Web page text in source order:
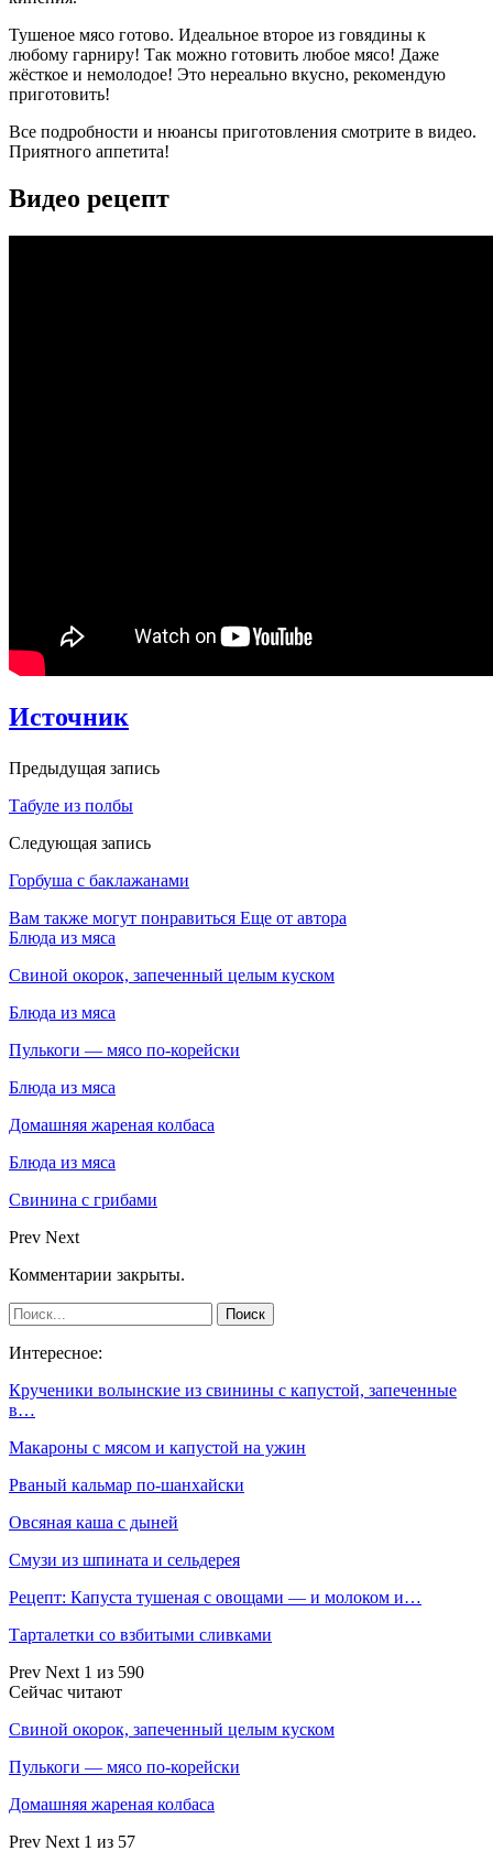
Тушеное мясо готово. Идеальное второе из говядины к
любому гарниру! Так можно готовить любое мясо! Даже
жёсткое и немолодое! Это нереально вкусно, рекомендую
приготовить!
Все подробности и нюансы приготовления смотрите в видео.
Приятного аппетита!
Видео рецепт
Источник
Предыдущая запись
Табуле из полбы
Следующая запись
Горбуша с баклажанами
Вам также могут понравиться Еще от автора
Блюда из мяса
Свиной окорок, запеченный целым куском
Блюда из мяса
Пулькоги — мясо по-корейски
Блюда из мяса
Домашняя жареная колбаса
Блюда из мяса
Свинина с грибами
Prev Next
Комментарии закрыты.
Интересное:
Крученики волынские из свинины с капустой, запеченные
в…
Макароны с мясом и капустой на ужин
Рваный кальмар по-шанхайски
Овсяная каша с дыней
Смузи из шпината и сельдерея
Рецепт: Капуста тушеная с овощами — и молоком и…
Тарталетки со взбитыми сливками
Prev Next 1 из 590
Сейчас читают
Свиной окорок, запеченный целым куском
Пулькоги — мясо по-корейски
Домашняя жареная колбаса
Prev Next 1 из 57